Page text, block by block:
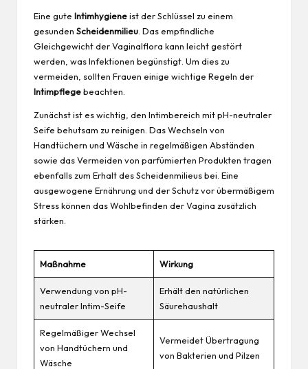
Eine gute Intimhygieneist der Schlüssel zu einem
gesunden Scheidenmilieu . Das empfindliche
Gleichgewicht der Vaginalflora kann leicht gestört
werden, was Infektionen begünstigt. Um dies zu
vermeiden, sollten Frauen einige wichtige Regeln der
Intimpflegebeachten.
Zunächst ist es wichtig, den Intimbereich mit pH-neutraler
Seife behutsam zu reinigen. Das Wechseln von
Handtüchern und Wäsche in regelmäßigen Abständen
sowie das Vermeiden von parfümierten Produkten tragen
ebenfalls zum Erhalt des Scheidenmilieus bei. Eine
ausgewogene Ernährung und der Schutz vor übermäßigem
Stress können das Wohlbefinden der Vagina zusätzlich
stärken.
Maßnahme Wirkung
Verwendung von pH-
neutraler Intim-Seife
Erhält den natürlichen
Säurehaushalt
Regelmäßiger Wechsel
von Handtüchern und
Wäsche
Vermeidet Übertragung
von Bakterien und Pilzen